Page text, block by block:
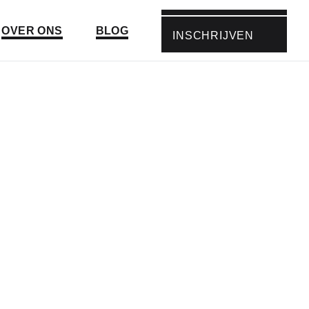
Ga naar:
OVER ONS Ga naar:
BLOG
GA NAAR:
INSCHRIJVEN